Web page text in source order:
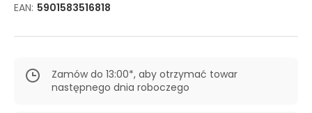
EAN: 5901583516818
Zamów do 13:00*, aby otrzymać towar
następnego dnia roboczego